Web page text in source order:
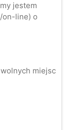
jestem
on-line) o
miejsc